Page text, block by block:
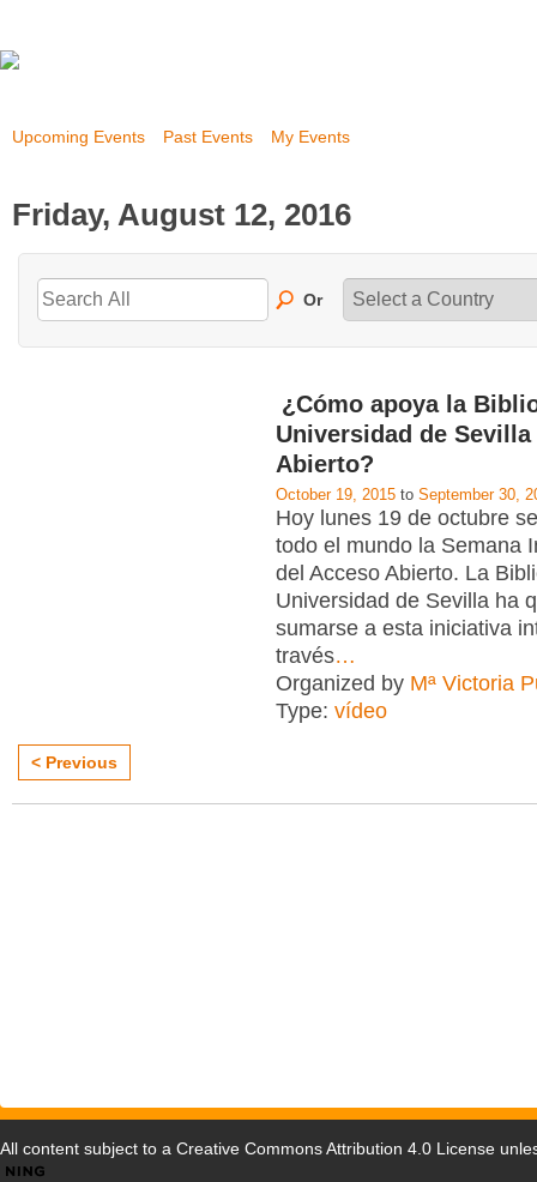
Upcoming Events Past Events My Events
Friday, August 12, 2016
Or
¿Cómo apoya la
Universidad de
Abierto?
October 19, 2015 to September 30,
Hoy lunes 19 de octubre
todo el mundo la Semana
del Acceso Abierto. La
Universidad de Sevilla ha
sumarse a esta iniciativa
través…
Organized by Mª Victoria
Type: vídeo
< Previous
All content subject to a Creative Commons Attribution 4.0 License